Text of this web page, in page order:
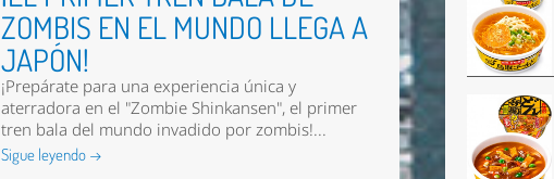
ZOMBIS EN EL MUNDO LLEGA A
JAPÓN!
¡Prepárate para una experiencia única y
aterradora en el "Zombie Shinkansen", el primer
tren bala del mundo invadido por zombis!...
Sigue leyendo →